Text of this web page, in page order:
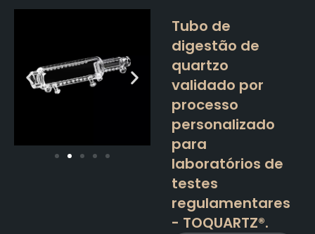
Tubo de
digestão de
quartzo
validado por
processo
personalizado
para
laboratórios de
testes
regulamentares
- TOQUARTZ®.